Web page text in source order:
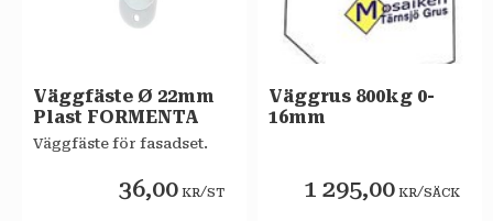
Väggfäste Ø 22mm
Plast FORMENTA
Väggfäste för fasadset.
36,00 KR/ST
Väggrus 800kg 0-
16mm
1 295,00 KR/SÄCK